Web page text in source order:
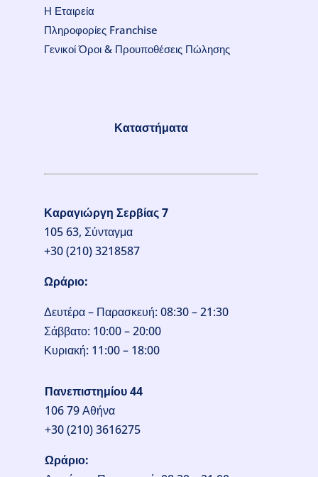
Η Εταιρεία
Πληροφορίες Franchise
Γενικοί Όροι & Προυποθέσεις Πώλησης
Καταστήματα
Καραγιώργη Σερβίας 7
105 63, Σύνταγμα
+30 (210) 3218587
Ωράριο:
Δευτέρα – Παρασκευή: 08:30 – 21:30
Σάββατο: 10:00 – 20:00
Κυριακή: 11:00 – 18:00
Πανεπιστημίου 44
106 79 Αθήνα
+30 (210) 3616275
Ωράριο: